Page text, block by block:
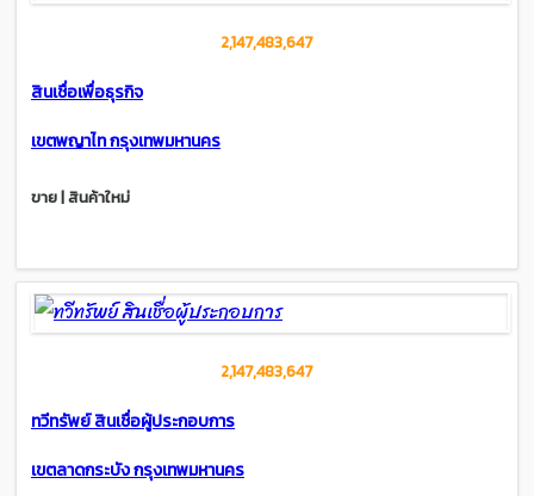
2,147,483,647
สินเชื่อเพื่อธุรกิจ
เขตพญาไท กรุงเทพมหานคร
ขาย | สินค้าใหม่
2,147,483,647
ทวีทรัพย์ สินเชื่อผู้ประกอบการ
เขตลาดกระบัง กรุงเทพมหานคร